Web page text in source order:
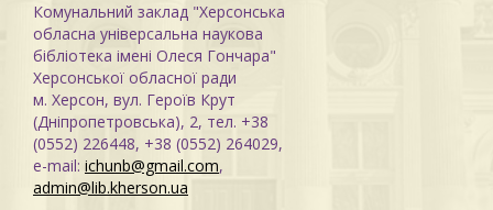
Комунальний заклад "Херсонська
обласна універсальна наукова
бібліотека імені Олеся Гончара"
Херсонської обласної ради
м. Херсон, вул. Героїв Крут
(Дніпропетровська), 2, тел. +38
(0552) 226448, +38 (0552) 264029,
e-mail: ichunb@gmail.com,
admin@lib.kherson.ua